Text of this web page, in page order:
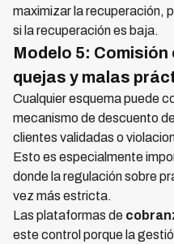
maximizar la recuperación,
si la recuperación es baja.
Modelo 5:
quejas y malas
Cualquier esquema puede
mecanismo de descuento
clientes validadas o
Esto es especialmente
donde la regulación sobre
vez más estricta.
Las plataformas de
este control porque la